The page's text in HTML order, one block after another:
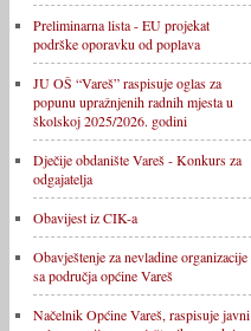
Preliminarna lista - EU projekat
podrške oporavku od poplava
JU OŠ “Vareš” raspisuje oglas za
popunu upražnjenih radnih mjesta u
školskoj 2025/2026. godini
Dječije obdanište Vareš - Konkurs za
odgajatelja
Obavijest iz CIK-a
Obavještenje za nevladine organizacije
sa područja općine Vareš
Načelnik Općine Vareš, raspisuje javni